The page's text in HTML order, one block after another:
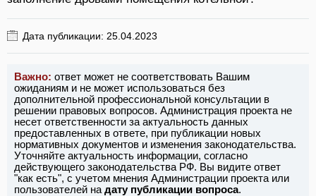
Дата публикации: 25.04.2023
Важно: ответ может не соответствовать Вашим
ожиданиям и не может использоваться без
дополнительной профессиональной консультации в
решении правовых вопросов. Администрация проекта не
несет ответственности за актуальность данных
предоставленных в ответе, при публикации новых
нормативных документов и изменения законодательства.
Уточняйте актуальность информации, согласно
действующего законодательства РФ. Вы видите ответ
"как есть", с учетом мнения Администрации проекта или
пользователей на дату публикации вопроса.